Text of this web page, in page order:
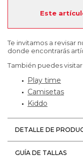
Este
Te invitamos a revisar
donde encontrarás
También puedes
Play time
Camisetas
Kiddo
DETALLE DE
GUÍA DE TALLAS